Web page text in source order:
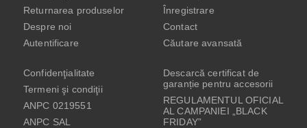
Returnarea produselor
Despre noi
Autentificare
Înregistrare
Contact
Căutare avansată
Confidenţialitate
Termeni şi condiţii
ANPC 0219551
ANPC SAL
Descarcă certificat de
garanție pentru accesorii
REGULAMENTUL OFICIAL
AL CAMPANIEI „BLACK
FRIDAY”